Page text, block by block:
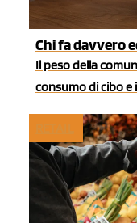
Chi fa davvero
Il peso della
consumo di cibo